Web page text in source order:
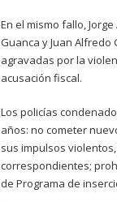
En el mismo fallo,
Guanca y Juan
agravadas por la
acusación fiscal.
Los policías
años: no cometer
sus impulsos
correspondientes;
de Programa de